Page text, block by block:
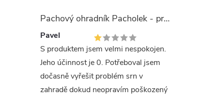
Pachový ohradník Pacholek - proti vysoké zvěři
Pavel
S produktem jsem velmi nespokojen.
Jeho účinnost je 0. Potřeboval jsem
dočasně vyřešit problém srn v
zahradě dokud neopravím poškozený